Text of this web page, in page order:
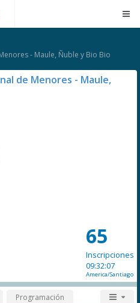
- Maule, Ñuble y Bio Bio
de Menores - Maule,
65
Inscripciones
09:32:07
America/Santiago
Programación